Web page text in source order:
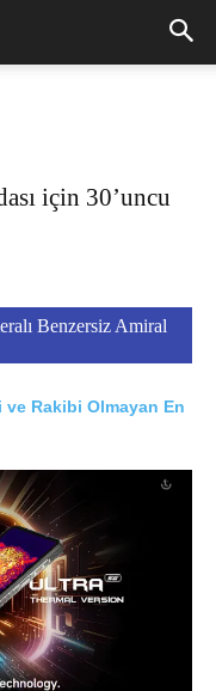
için 30’uncu
Benzersiz Amiral
ve Rakibi Olmayan En